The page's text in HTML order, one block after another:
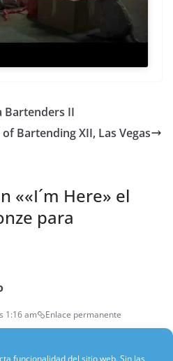
funcionalidad del sitio web. Sin las
Bartenders II
Bartending XII, Las Vegas
««I´m Here» el
para
1:16 am Enlace permanente